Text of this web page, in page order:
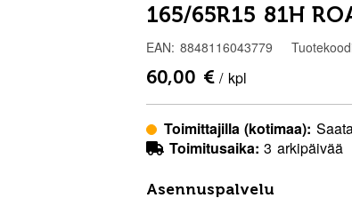
165/65R15 81H
EAN: 8848116043779
60,00 € / kpl
Toimittajilla (kotimaa):
Toimitusaika: 3 arkipäivää
Asennuspalvelu